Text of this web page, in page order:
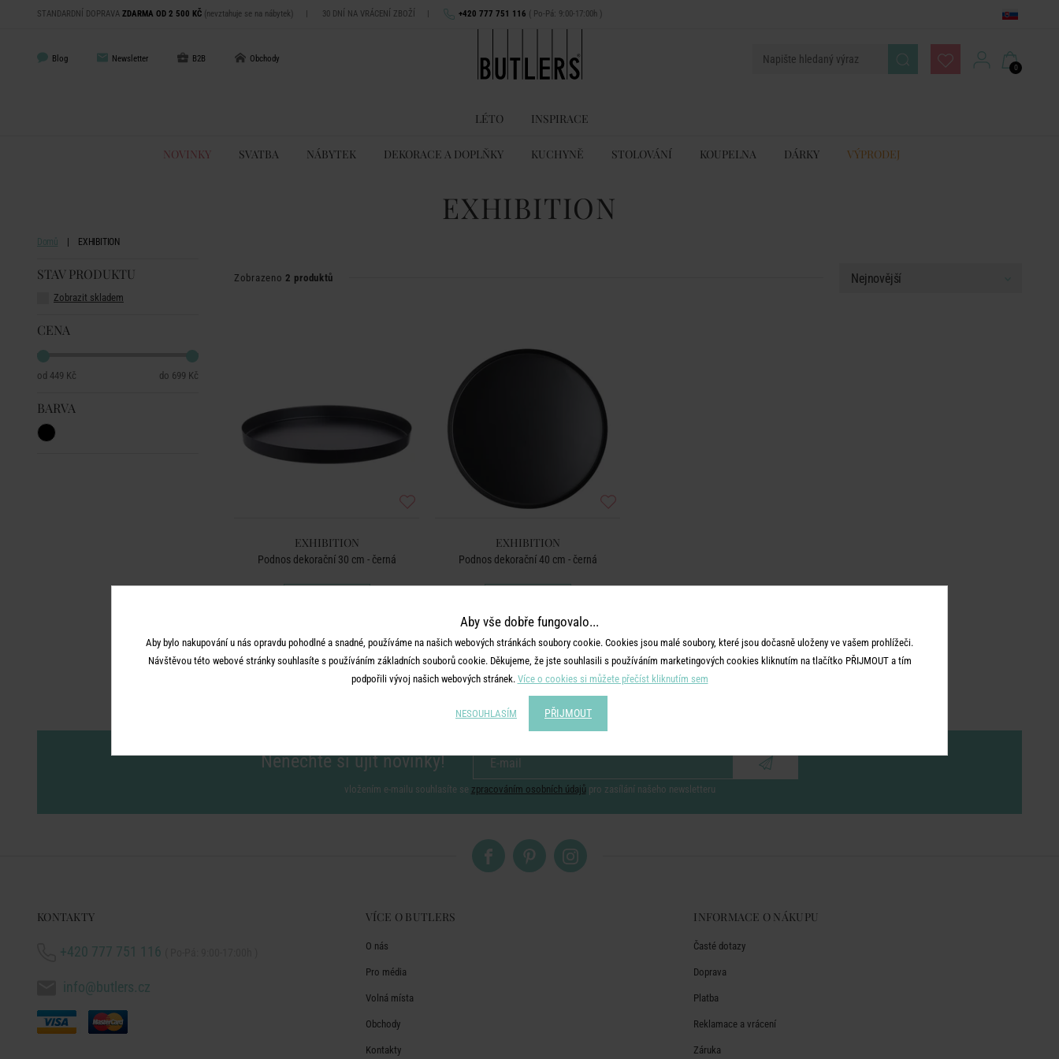
STANDARDNÍ DOPRAVA ZDARMA OD 2 500 KČ (nevztahuje se na nábytek) | 30 DNÍ NA VRÁCENÍ ZBOŽÍ | +420 777 751 116 ( Po-Pá: 9:00-17:00h )
Blog Newsletter B2B Obchody
0
LÉTO INSPIRACE
NOVINKY SVATBA NÁBYTEK DEKORACE A DOPLŇKY KUCHYNĚ STOLOVÁNÍ KOUPELNA DÁRKY VÝPRODEJ
EXHIBITION
Domů EXHIBITION
STAV PRODUKTU
Zobrazit skladem
CENA
449 Kč 699 Kč
BARVA
Zobrazeno 2 produktů
EXHIBITION
Podnos dekorační 30 cm - černá
EXHIBITION
Podnos dekorační 40 cm - černá
Nenechte si ujít novinky!
vložením e-mailu souhlasíte se zpracováním osobních údajů pro zasílání našeho newsletteru
KONTAKTY
+420 777 751 116
info@butlers.cz
VÍCE O BUTLERS
O nás
Pro média
Volná místa
Obchody
Kontakty
INFORMACE O NÁKUPU
Časté dotazy
Doprava
Platba
Reklamace a vrácení
Záruka
Aby vše dobře fungovalo...
Aby bylo nakupování u nás opravdu pohodlné a snadné, používáme na našich webových stránkách soubory cookie. Cookies jsou malé soubory, které jsou dočasně uloženy ve vašem prohlížeči.
Návštěvou této webové stránky souhlasíte s používáním základních souborů cookie. Děkujeme, že jste souhlasili s používáním marketingových cookies kliknutím na tlačítko PŘIJMOUT a tím
podpořili vývoj našich webových stránek. Více o cookies si můžete přečíst kliknutím sem
NESOUHLASÍM PŘIJMOUT